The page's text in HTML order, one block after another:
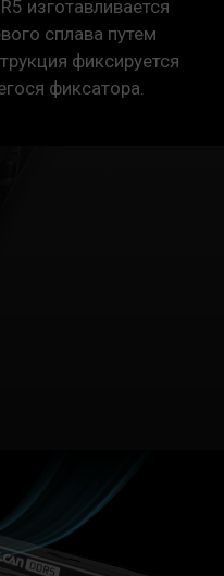
изготавливается
сплава путем
фиксируется
фиксатора.